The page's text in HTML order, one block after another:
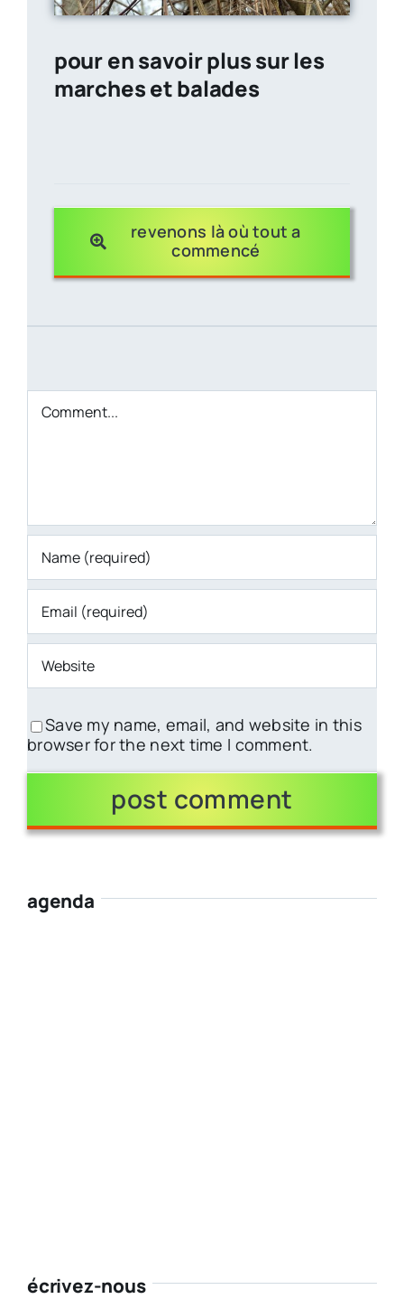
pour en savoir plus sur les
marches et balades
revenons là où tout a
commencé
Comment
Save my name, email, and website in this
browser for the next time I comment.
agenda
écrivez-nous